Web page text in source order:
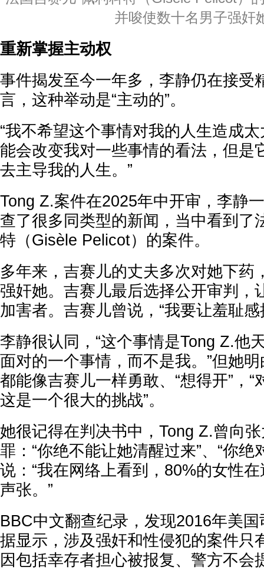
并唆使数十名男子强奸
重新掌握主动权
事件揭发至今一年多，李静仍在接受
言，这种举动是“主动的”。
“我不希望这个事情对我的人生造成
能会改变我对一些事情的看法，但是
去主导我的人生。”
Tong Z.案件在2025年中开审，李静
查了很多同类型的新闻，当中看到了
特（Gisèle Pelicot）的案件。
多年来，吉赛儿的丈夫多次对她下药
强奸她。吉赛儿最后选择公开审判，
加害者。吉赛儿曾说，“我要让羞耻感
李静很认同，“这个事情是Tong Z.他
面对的一个事情，而不是我。”但她
都能像吉赛儿一样勇敢、“想得开”，
这是一个很大的挑战”。
她很记得在判决书中，Tong Z.曾向张
罪：“你绝不能让她清醒过来”、“你绝
说：“我在网络上看到，80%的女性
声张。”
BBC中文翻查纪录，发现2016年美
据显示，涉及强奸和性侵犯的案件只
因包括幸存者担心被报复、警方不会